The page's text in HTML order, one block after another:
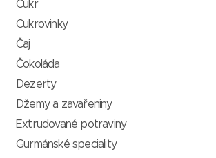
Cukr
Cukrovinky
Čaj
Čokoláda
Dezerty
Džemy a zavařeniny
Extrudované potraviny
Gurmánské speciality